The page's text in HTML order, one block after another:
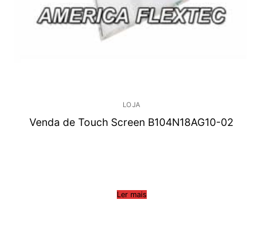
LOJA
Venda de Touch Screen B104N18AG10-02
Ler mais